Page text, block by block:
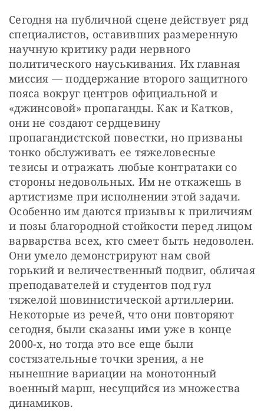
Сегодня на публичной сцене действует ряд
специалистов, оставивших размеренную
научную критику ради нервного
политического науськивания. Их главная
миссия — поддержание второго защитного
пояса вокруг центров официальной и
«джинсовой» пропаганды. Как и Катков,
они не создают сердцевину
пропагандистской повестки, но призваны
тонко обслуживать ее тяжеловесные
тезисы и отражать любые контратаки со
стороны недовольных. Им не откажешь в
артистизме при исполнении этой задачи.
Особенно им даются призывы к приличиям
и позы благородной стойкости перед лицом
варварства всех, кто смеет быть недоволен.
Они умело демонстрируют нам свой
горький и величественный подвиг, обличая
преподавателей и студентов под гул
тяжелой шовинистической артиллерии.
Некоторые из речей, что они повторяют
сегодня, были сказаны ими уже в конце
2000-х, но тогда это все еще были
состязательные точки зрения, а не
нынешние вариации на монотонный
военный марш, несущийся из множества
динамиков.